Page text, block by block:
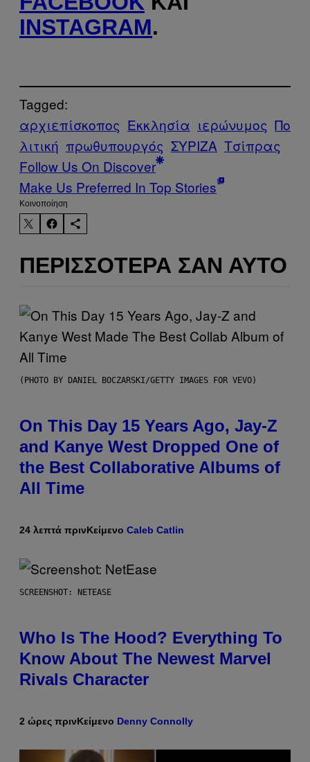
INSTAGRAM.
Tagged:
αρχιεπίσκοπος Εκκλησία ιερώνυμος Πο
λιτική πρωθυπουργός ΣΥΡΙΖΑ Τσίπρας
Follow Us On Discover
Make Us Preferred In Top Stories
Kοινοποίηση
ΠΕΡΙΣΣΌΤΕΡΑ ΣΑΝ ΑΥΤΌ
(PHOTO BY DANIEL BOCZARSKI/GETTY IMAGES FOR VEVO)
On This Day 15 Years Ago, Jay-Z
and Kanye West Dropped One of
the Best Collaborative Albums of
All Time
24 λεπτά πρινΚείμενο Caleb Catlin
SCREENSHOT: NETEASE
Who Is The Hood? Everything To
Know About The Newest Marvel
Rivals Character
2 ώρες πρινΚείμενο Denny Connolly